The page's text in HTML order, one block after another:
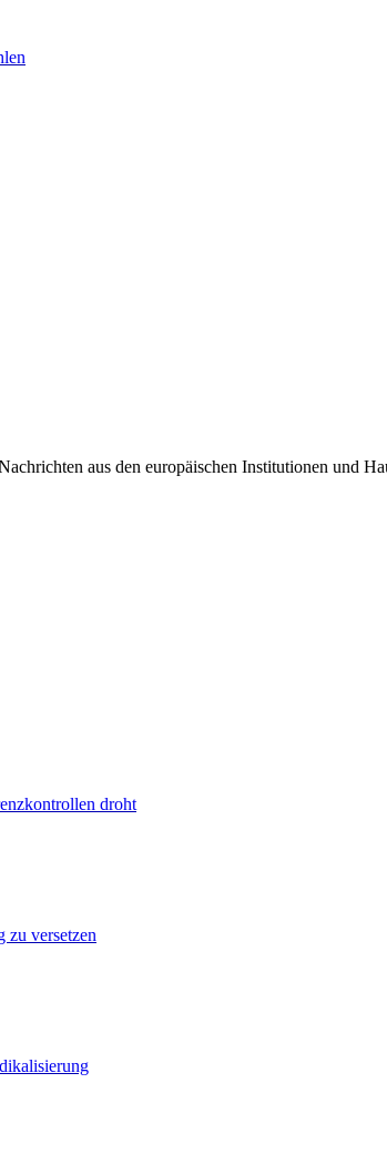
aus den europäischen Institutionen und
droht
zu versetzen